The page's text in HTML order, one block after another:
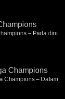
– Pada dini
Champions
Champions – Dalam